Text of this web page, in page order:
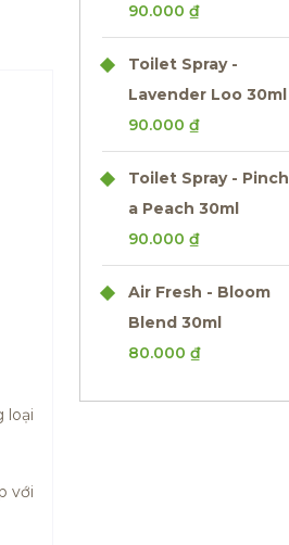
loại
với
90.000 ₫
Toilet Spray -
Lavender Loo 30ml
90.000 ₫
Toilet Spray - Pinch
a Peach 30ml
90.000 ₫
Air Fresh - Bloom
Blend 30ml
80.000 ₫